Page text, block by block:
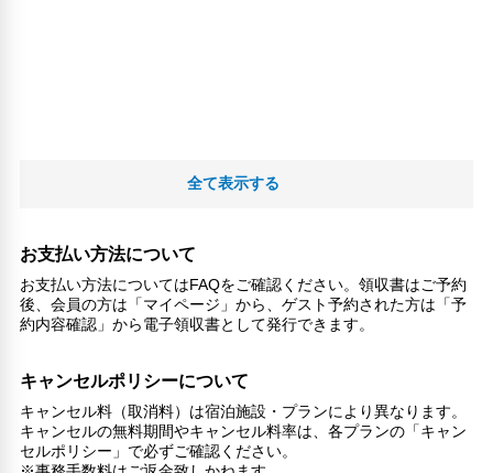
全て表示する
お支払い方法について
お支払い方法についてはFAQをご確認ください。領収書はご予約
後、会員の方は「マイページ」から、ゲスト予約された方は「予
約内容確認」から電子領収書として発行できます。
キャンセルポリシーについて
キャンセル料（取消料）は宿泊施設・プランにより異なります。
キャンセルの無料期間やキャンセル料率は、各プランの「キャン
セルポリシー」で必ずご確認ください。